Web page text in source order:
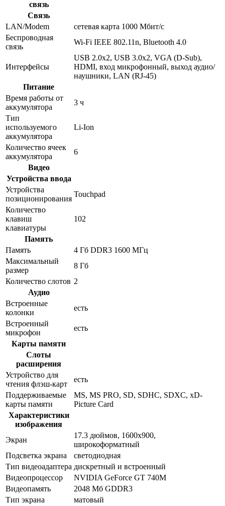
связь
Связь
LAN/Modem
сетевая карта 1000 Мбит/c
Беспроводная
связь
Wi-Fi IEEE 802.11n, Bluetooth 4.0
Интерфейсы
USB 2.0x2, USB 3.0x2, VGA (D-Sub),
HDMI, вход микрофонный, выход аудио/
наушники, LAN (RJ-45)
Питание
Время работы от
аккумулятора
3 ч
Тип
используемого
аккумулятора
Li-Ion
Количество ячеек
аккумулятора
6
Видео
Устройства ввода
Устройства
позиционирования
Touchpad
Количество
клавиш
клавиатуры
102
Память
Память
4 Гб DDR3 1600 МГц
Максимальный
размер
8 Гб
Количество слотов 2
Аудио
Встроенные
колонки
есть
Встроенный
микрофон
есть
Карты памяти
Слоты
расширения
Устройство для
чтения флэш-карт
есть
Поддерживаемые
карты памяти
MS, MS PRO, SD, SDHC, SDXC, xD-
Picture Card
Характеристики
изображения
Экран
17.3 дюймов, 1600x900,
широкоформатный
Подсветка экрана
светодиодная
Тип видеоадаптера дискретный и встроенный
Видеопроцессор
NVIDIA GeForce GT 740M
Видеопамять
2048 Мб GDDR3
Тип экрана
матовый